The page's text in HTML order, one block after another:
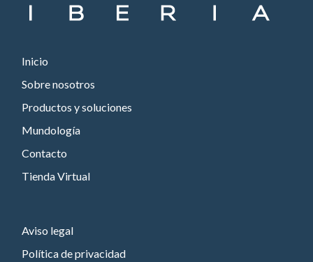
Inicio
Sobre nosotros
Productos y soluciones
Mundología
Contacto
Tienda Virtual
Aviso legal
Política de privacidad